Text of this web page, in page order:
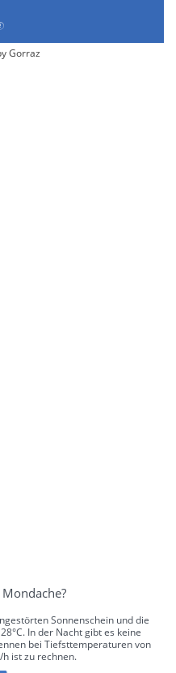
Gorraz
Sonnenschein und die
In der Nacht gibt es keine
bei Tiefsttemperaturen von
h ist zu rechnen.